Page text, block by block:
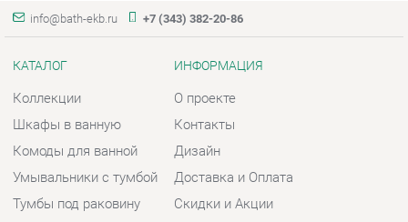
Умывальники с тумбой
Тумбы под раковину
Зеркала в ванную
Скидки и Акции
Политика
Помощь
ГОРОДА
Весь мир
Екатеринбург
КОНТАКТЫ
Шоурум и склад самовывоза
Адрес: г. Екатеринбург,